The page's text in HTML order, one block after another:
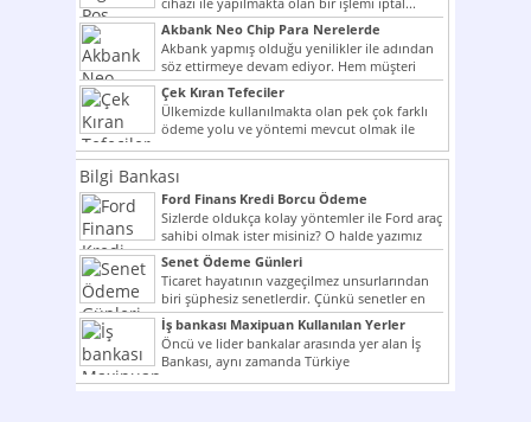
Akbank Neo Chip Para Nerelerde
Kullanılır?
Akbank yapmış olduğu yenilikler ile adından
söz ettirmeye devam ediyor. Hem müşteri
potansiyelini arttırmak hem...
Çek Kıran Tefeciler
Ülkemizde kullanılmakta olan pek çok farklı
ödeme yolu ve yöntemi mevcut olmak ile
beraber bunlar...
Bilgi Bankası
Ford Finans Kredi Borcu Ödeme
Sizlerde oldukça kolay yöntemler ile Ford araç
sahibi olmak ister misiniz? O halde yazımız
ilginizi...
Senet Ödeme Günleri
Ticaret hayatının vazgeçilmez unsurlarından
biri şüphesiz senetlerdir. Çünkü senetler en
çok kullanılan ödeme araçlarıdır. Taksitler...
İş bankası Maxipuan Kullanılan Yerler
Öncü ve lider bankalar arasında yer alan İş
Bankası, aynı zamanda Türkiye
Cumhuriyeti’nin ilk milli...